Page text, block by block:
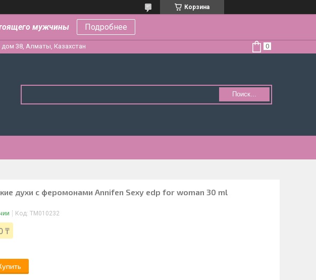
Корзина
мужчины Подробнее
38, Алматы, Казахстан
Поиск...
духи c феромонами Annifen Sexy edp for woman 30 ml
Код: ТМ010232
₸